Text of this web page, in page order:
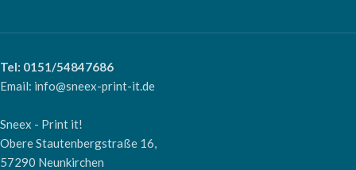
Tel: 0151/54847686
Email: info@sneex-print-it.de
Sneex - Print it!
Obere Stautenbergstraße 16,
57290 Neunkirchen